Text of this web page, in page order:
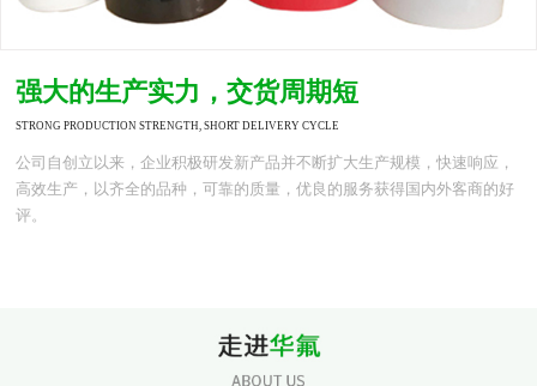
强大的生产实力，交货周期短
STRONG PRODUCTION STRENGTH, SHORT DELIVERY CYCLE
公司自创立以来，企业积极研发新产品并不断扩大生产规模，快速响应，
高效生产，以齐全的品种，可靠的质量，优良的服务获得国内外客商的好
评。